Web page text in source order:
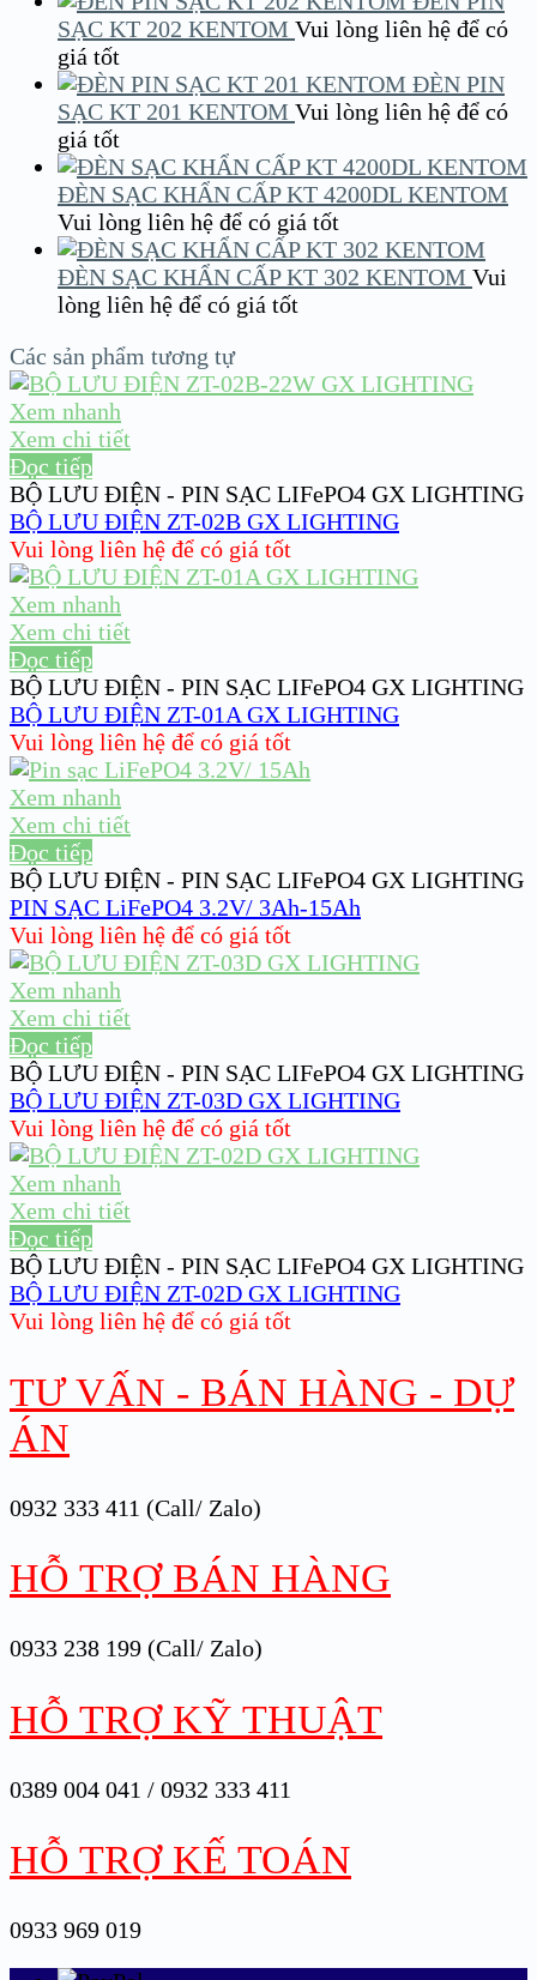
SẠC KT 202 KENTOM Vui lòng liên hệ để có
giá tốt
ĐÈN PIN
SẠC KT 201 KENTOM Vui lòng liên hệ để có
giá tốt
ĐÈN SẠC KHẨN CẤP KT 4200DL KENTOM
Vui lòng liên hệ để có giá tốt
ĐÈN SẠC KHẨN CẤP KT 302 KENTOM Vui
lòng liên hệ để có giá tốt
Các sản phẩm tương tự
Xem nhanh
Xem chi tiết
Đọc tiếp
BỘ LƯU ĐIỆN - PIN SẠC LIFePO4 GX LIGHTING
BỘ LƯU ĐIỆN ZT-02B GX LIGHTING
Vui lòng liên hệ để có giá tốt
Xem nhanh
Xem chi tiết
Đọc tiếp
BỘ LƯU ĐIỆN - PIN SẠC LIFePO4 GX LIGHTING
BỘ LƯU ĐIỆN ZT-01A GX LIGHTING
Vui lòng liên hệ để có giá tốt
Xem nhanh
Xem chi tiết
Đọc tiếp
BỘ LƯU ĐIỆN - PIN SẠC LIFePO4 GX LIGHTING
PIN SẠC LiFePO4 3.2V/ 3Ah-15Ah
Vui lòng liên hệ để có giá tốt
Xem nhanh
Xem chi tiết
Đọc tiếp
BỘ LƯU ĐIỆN - PIN SẠC LIFePO4 GX LIGHTING
BỘ LƯU ĐIỆN ZT-03D GX LIGHTING
Vui lòng liên hệ để có giá tốt
Xem nhanh
Xem chi tiết
Đọc tiếp
BỘ LƯU ĐIỆN - PIN SẠC LIFePO4 GX LIGHTING
BỘ LƯU ĐIỆN ZT-02D GX LIGHTING
Vui lòng liên hệ để có giá tốt
TƯ VẤN - BÁN HÀNG - DỰ
ÁN
0932 333 411 (Call/ Zalo)
HỖ TRỢ BÁN HÀNG
0933 238 199 (Call/ Zalo)
HỖ TRỢ KỸ THUẬT
0389 004 041 / 0932 333 411
HỖ TRỢ KẾ TOÁN
0933 969 019